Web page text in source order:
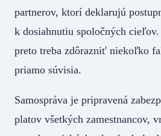
partnerov, ktorí deklarujú
k dosiahnutiu spoločných
preto treba zdôrazniť niekoľko
priamo súvisia.
Samospráva je pripravená
platov všetkých zamestnancov,